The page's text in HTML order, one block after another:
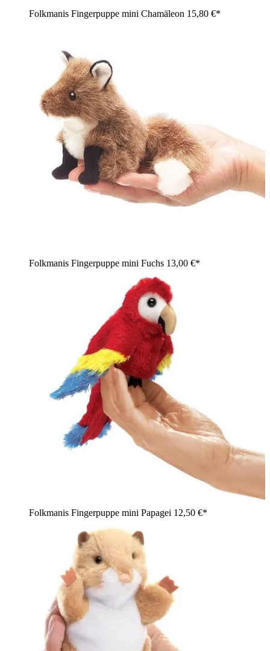
Folkmanis Fingerpuppe mini Chamäleon 15,80 €*
Folkmanis Fingerpuppe mini Fuchs 13,00 €*
Folkmanis Fingerpuppe mini Papagei 12,50 €*